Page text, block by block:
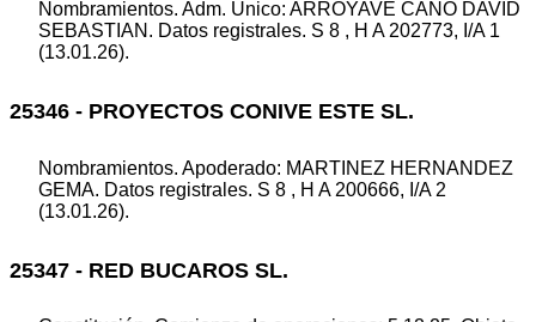
Nombramientos. Adm. Unico: ARROYAVE CANO DAVID
SEBASTIAN. Datos registrales. S 8 , H A 202773, I/A 1
(13.01.26).
25346 - PROYECTOS CONIVE ESTE SL.
Nombramientos. Apoderado: MARTINEZ HERNANDEZ
GEMA. Datos registrales. S 8 , H A 200666, I/A 2
(13.01.26).
25347 - RED BUCAROS SL.